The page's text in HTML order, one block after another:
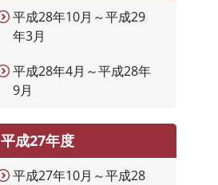
平成28年10月～平成29
年3月
平成28年4月～平成28年
9月
平成27年度
平成27年10月～平成28